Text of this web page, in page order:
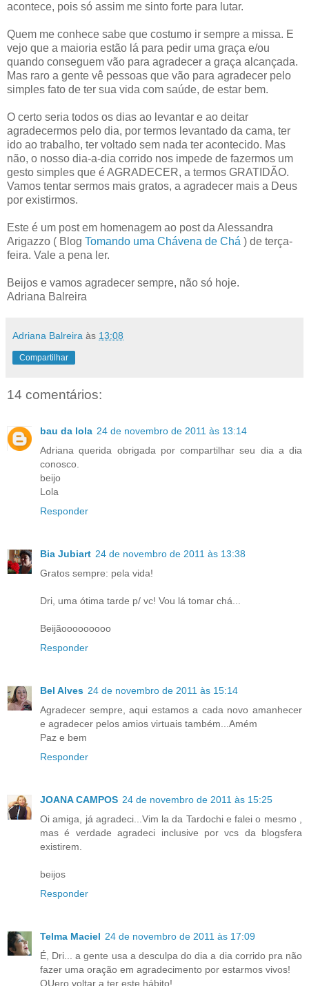
acontece, pois só assim me sinto forte para lutar.
Quem me conhece sabe que costumo ir sempre a missa. E
vejo que a maioria estão lá para pedir uma graça e/ou
quando conseguem vão para agradecer a graça alcançada.
Mas raro a gente vê pessoas que vão para agradecer pelo
simples fato de ter sua vida com saúde, de estar bem.
O certo seria todos os dias ao levantar e ao deitar
agradecermos pelo dia, por termos levantado da cama, ter
ido ao trabalho, ter voltado sem nada ter acontecido. Mas
não, o nosso dia-a-dia corrido nos impede de fazermos um
gesto simples que é AGRADECER, a termos GRATIDÃO.
Vamos tentar sermos mais gratos, a agradecer mais a Deus
por existirmos.
Este é um post em homenagem ao post da Alessandra
Arigazzo ( Blog Tomando uma Chávena de Chá ) de terça-
feira. Vale a pena ler.
Beijos e vamos agradecer sempre, não só hoje.
Adriana Balreira
Adriana Balreira às 13:08
Compartilhar
14 comentários:
bau da lola 24 de novembro de 2011 às 13:14
Adriana querida obrigada por compartilhar seu dia a dia
conosco.
beijo
Lola
Responder
Bia Jubiart 24 de novembro de 2011 às 13:38
Gratos sempre: pela vida!
Dri, uma ótima tarde p/ vc! Vou lá tomar chá...
Beijãooooooooo
Responder
Bel Alves 24 de novembro de 2011 às 15:14
Agradecer sempre, aqui estamos a cada novo amanhecer
e agradecer pelos amios virtuais também...Amém
Paz e bem
Responder
JOANA CAMPOS 24 de novembro de 2011 às 15:25
Oi amiga, já agradeci...Vim la da Tardochi e falei o mesmo ,
mas é verdade agradeci inclusive por vcs da blogsfera
existirem.
beijos
Responder
Telma Maciel 24 de novembro de 2011 às 17:09
É, Dri... a gente usa a desculpa do dia a dia corrido pra não
fazer uma oração em agradecimento por estarmos vivos!
QUero voltar a ter este hábito!